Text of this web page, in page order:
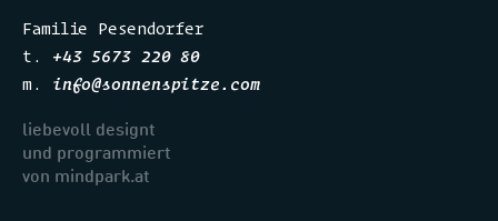
Familie Pesendorfer
t. +43 5673 220 80
m. info@sonnenspitze.com
liebevoll designt
und programmiert
von mindpark.at